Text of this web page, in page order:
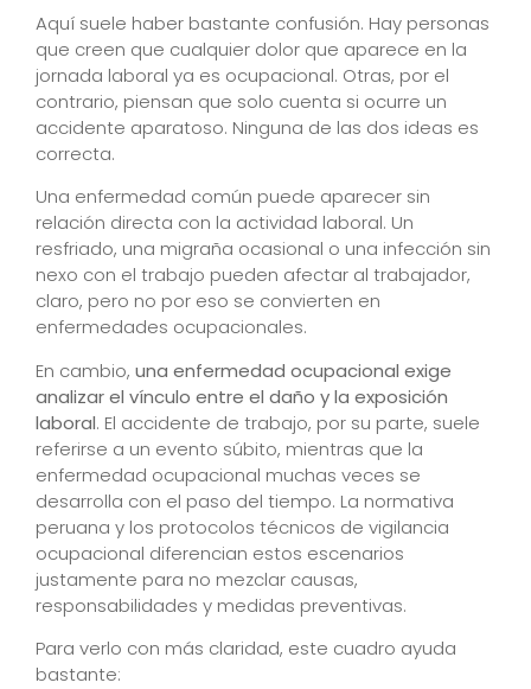
Aquí suele haber bastante confusión. Hay personas
que creen que cualquier dolor que aparece en la
jornada laboral ya es ocupacional. Otras, por el
contrario, piensan que solo cuenta si ocurre un
accidente aparatoso. Ninguna de las dos ideas es
correcta.
Una enfermedad común puede aparecer sin
relación directa con la actividad laboral. Un
resfriado, una migraña ocasional o una infección sin
nexo con el trabajo pueden afectar al trabajador,
claro, pero no por eso se convierten en
enfermedades ocupacionales.
En cambio, una enfermedad ocupacional exige
analizar el vínculo entre el daño y la exposición
laboral. El accidente de trabajo, por su parte, suele
referirse a un evento súbito, mientras que la
enfermedad ocupacional muchas veces se
desarrolla con el paso del tiempo. La normativa
peruana y los protocolos técnicos de vigilancia
ocupacional diferencian estos escenarios
justamente para no mezclar causas,
responsabilidades y medidas preventivas.
Para verlo con más claridad, este cuadro ayuda
bastante: